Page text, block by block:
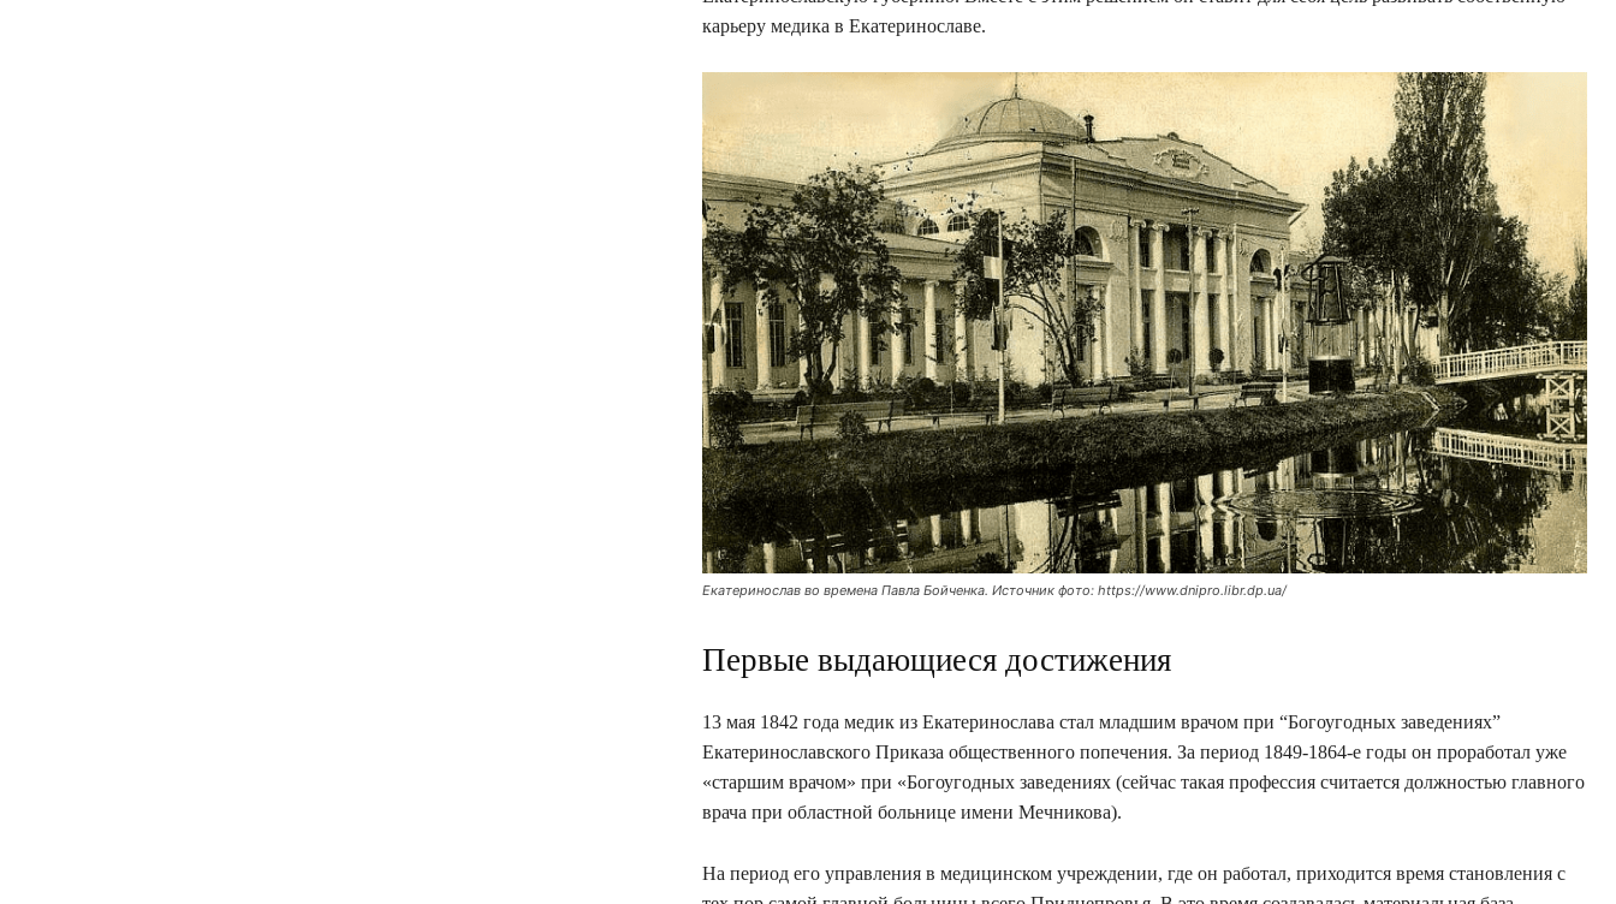
карьеру медика в Екатеринославе.
Екатеринослав во времена Павла Бойченка. Источник фото: https://www.dnipro.libr.dp.ua/
Первые выдающиеся достижения
13 мая 1842 года медик из Екатеринослава стал младшим врачом при “Богоугодных заведениях”
Екатеринославского Приказа общественного попечения. За период 1849-1864-е годы он проработал уже
«старшим врачом» при «Богоугодных заведениях (сейчас такая профессия считается должностью главного
врача при областной больнице имени Мечникова).
На период его управления в медицинском учреждении, где он работал, приходится время становления с